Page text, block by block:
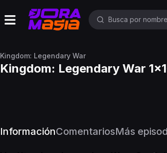
Kingdom: Legendary War
Kingdom: Legendary War 1x1
InformaciónComentariosMás